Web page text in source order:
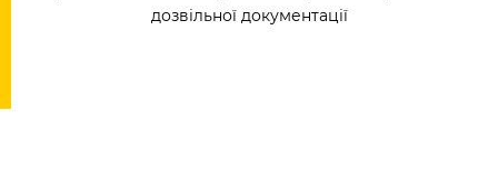
дозвільної документації